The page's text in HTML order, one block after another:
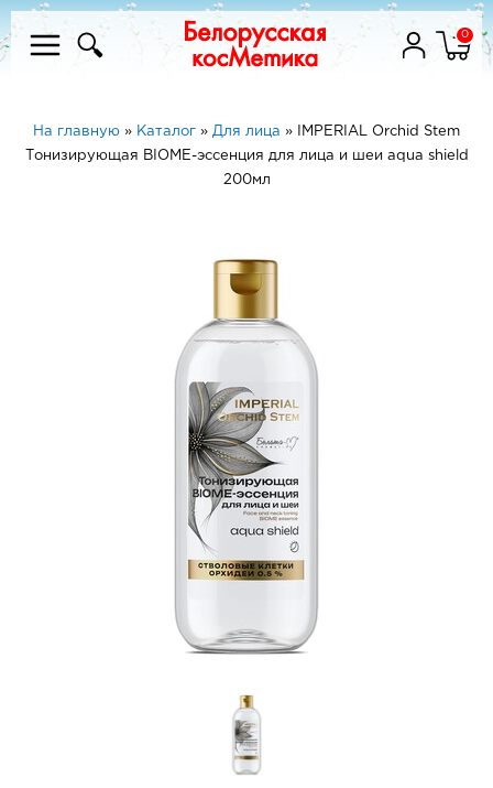
0
На главную » Каталог » Для лица »
IMPERIAL Orchid Stem
Тонизирующая BIOME-эссенция для лица и шеи aqua shield
200мл